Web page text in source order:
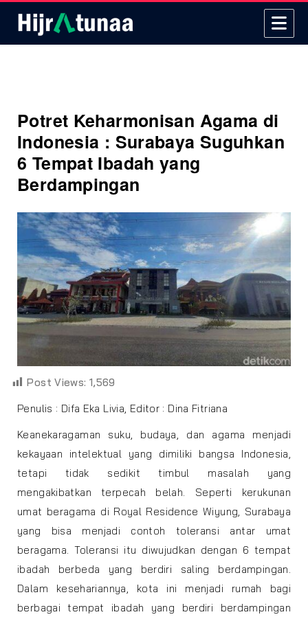
Potret Keharmonisan Agama di
Indonesia : Surabaya Suguhkan
6 Tempat Ibadah yang
Berdampingan
Post Views: 1,569
Penulis : Difa Eka Livia, Editor : Dina Fitriana
Keanekaragaman suku, budaya, dan agama menjadi
kekayaan intelektual yang dimiliki bangsa Indonesia,
tetapi tidak sedikit timbul masalah yang
mengakibatkan terpecah belah. Seperti kerukunan
umat beragama di Royal Residence Wiyung, Surabaya
yang bisa menjadi contoh toleransi antar umat
beragama. Toleransi itu diwujudkan dengan 6 tempat
ibadah berbeda yang berdiri saling berdampingan.
Dalam kesehariannya, kota ini menjadi rumah bagi
berbagai tempat ibadah yang berdiri berdampingan